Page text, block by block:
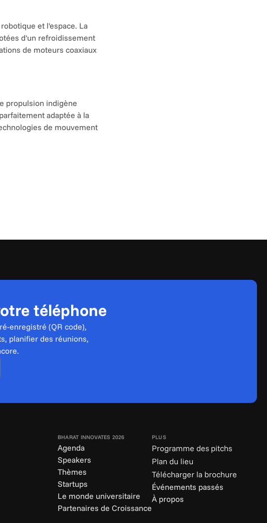
et l'espace. La
d'un refroidissement
de moteurs coaxiaux
propulsion indigène
adaptée à la
de mouvement
téléphone
enregistré (QR code),
planifier des réunions,
BHARAT INNOVATES 2026
Agenda
Speakers
Thèmes
Startups
Le monde universitaire
Partenaires de Croissance
PLUS
Programme des pitchs
Plan du lieu
Télécharger la brochure
Événements passés
À propos